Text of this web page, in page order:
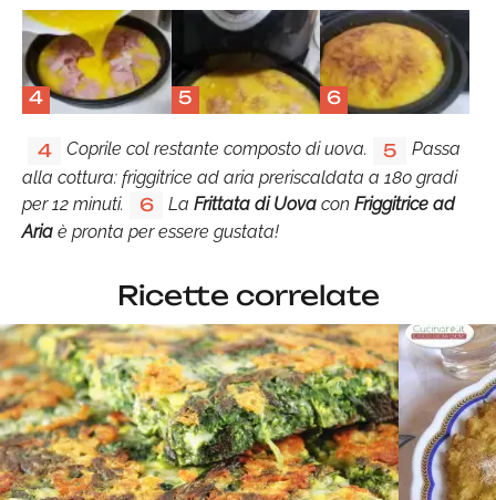
4 5 6
4 Coprile col restante composto di uova. 5
Passa
alla cottura: friggitrice ad aria preriscaldata a 180 gradi
per 12 minuti.
6 La Frittata di Uova con Friggitrice ad
Aria è pronta per essere gustata!
Ricette correlate